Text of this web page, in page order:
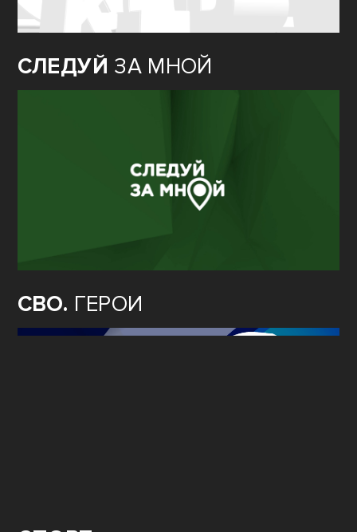
СЛЕДУЙ ЗА МНОЙ
СВО. ГЕРОИ